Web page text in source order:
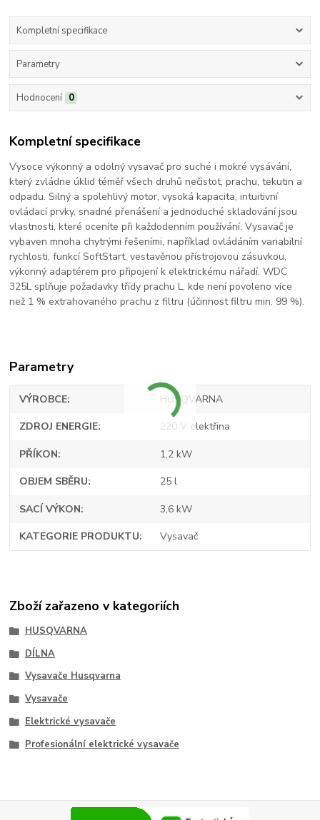
Kompletní specifikace
Parametry
Hodnocení 0
Kompletní specifikace
Vysoce výkonný a odolný vysavač pro suché i mokré vysávání,
který zvládne úklid téměř všech druhů nečistot, prachu, tekutin a
odpadu. Silný a spolehlivý motor, vysoká kapacita, intuitivní
ovládací prvky, snadné přenášení a jednoduché skladování jsou
vlastnosti, které oceníte při každodenním používání. Vysavač je
vybaven mnoha chytrými řešeními, například ovládáním variabilní
rychlosti, funkcí SoftStart, vestavěnou přístrojovou zásuvkou,
výkonný adaptérem pro připojení k elektrickému nářadí. WDC
325L splňuje požadavky třídy prachu L, kde není povoleno více
než 1 % extrahovaného prachu z filtru (účinnost filtru min. 99 %).
Parametry
VÝROBCE HUSQVARNA
ZDROJ ENERGIE 220 V elektřina
PŘÍKON 1,2 kW
OBJEM SBĚRU 25 l
SACÍ VÝKON 3,6 kW
KATEGORIE PRODUKTU Vysavač
Zboží zařazeno v kategoriích
HUSQVARNA
DÍLNA
Vysavače Husqvarna
Vysavače
Elektrické vysavače
Profesionální elektrické vysavače